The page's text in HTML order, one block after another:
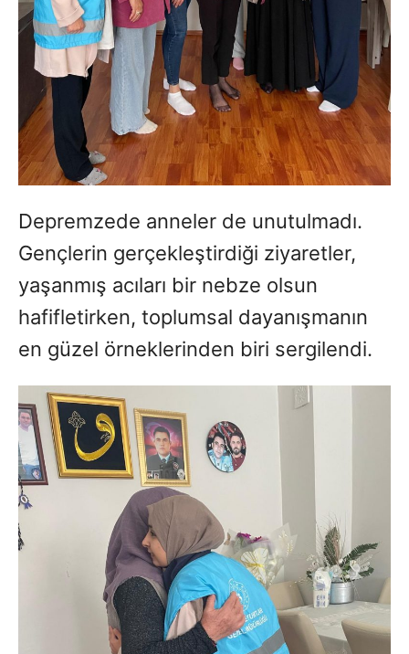
Depremzede anneler de unutulmadı.
Gençlerin gerçekleştirdiği ziyaretler,
yaşanmış acıları bir nebze olsun
hafifletirken, toplumsal dayanışmanın
en güzel örneklerinden biri sergilendi.